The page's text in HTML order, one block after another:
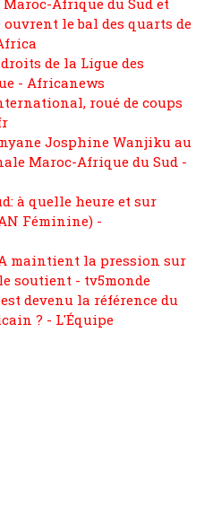
le bal des quarts de
de la Ligue des
- Africanews
roué de coups
Josphine Wanjiku au
Maroc-Afrique du Sud -
à quelle heure et sur
Féminine) -
maintient la pression sur
soutient - tv5monde
devenu la référence du
? - L'Équipe